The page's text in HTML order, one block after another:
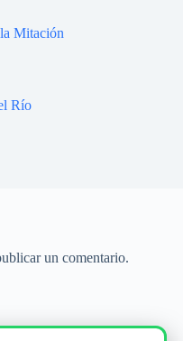
Mitación
Río
un comentario.